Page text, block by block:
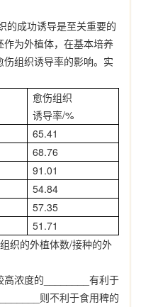
的成功诱导是至关重要的
为外植体，在基本培养
组织诱导率的影响。实
愈伤组织
诱导率/%
65.41
68.76
91.01
54.84
57.35
51.71
织的外植体数/接种的外
高浓度的
有利于
则不利于食用稗的